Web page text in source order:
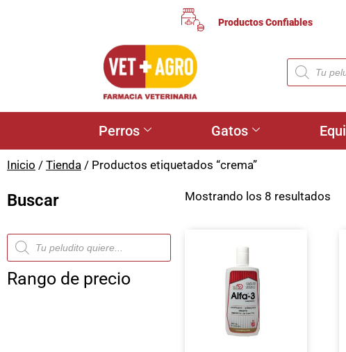
Productos Confiables
Perros Gatos
Inicio / Tienda / Productos etiquetados “crema”
Buscar
Rango de precio
Mostrando los 8 resultados